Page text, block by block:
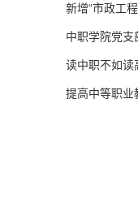
新增“市政工
读中职不如读
提高中等职业